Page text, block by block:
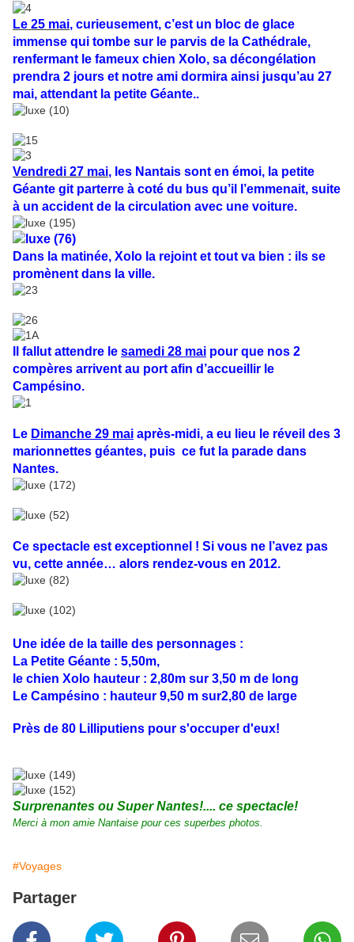
Le 25 mai, curieusement, c’est un bloc de glace
immense qui tombe sur le parvis de la Cathédrale,
renfermant le fameux chien Xolo, sa décongélation
prendra 2 jours et notre ami dormira ainsi jusqu’au 27
mai, attendant la petite Géante..
Vendredi 27 mai, les Nantais sont en émoi, la petite
Géante git parterre à coté du bus qu’il l’emmenait, suite
à un accident de la circulation avec une voiture.
Dans la matinée, Xolo la rejoint et tout va bien : ils se
promènent dans la ville.
Il fallut attendre le samedi 28 mai pour que nos 2
compères arrivent au port afin d’accueillir le
Campésino.
Le Dimanche 29 mai après-midi, a eu lieu le réveil des 3
marionnettes géantes, puis ce fut la parade dans
Nantes.
Ce spectacle est exceptionnel ! Si vous ne l’avez pas
vu, cette année… alors rendez-vous en 2012.
Une idée de la taille des personnages :
La Petite Géante : 5,50m,
le chien Xolo hauteur : 2,80m sur 3,50 m de long
Le Campésino : hauteur 9,50 m sur2,80 de large
Près de 80 Lilliputiens pour s'occuper d'eux!
Surprenantes ou Super Nantes!.... ce spectacle!
Merci à mon amie Nantaise pour ces superbes photos.
#Voyages
Partager